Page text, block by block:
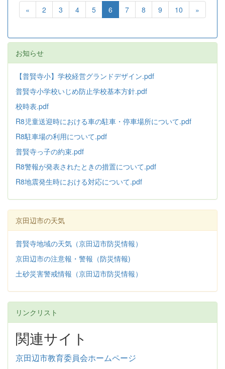
« 2 3 4 5 6 7 8 9 10 »
お知らせ
【普賢寺小】学校経営グランドデザイン.pdf
普賢寺小学校いじめ防止学校基本方針.pdf
校時表.pdf
R8児童送迎時における車の駐車・停車場所について.pdf
R8駐車場の利用について.pdf
普賢寺っ子の約束.pdf
R8警報が発表されたときの措置について.pdf
R8地震発生時における対応について.pdf
京田辺市の天気
普賢寺地域の天気（京田辺市防災情報）
京田辺市の注意報・警報（防災情報)
土砂災害警戒情報（京田辺市防災情報）
リンクリスト
関連サイト
京田辺市教育委員会ホームページ